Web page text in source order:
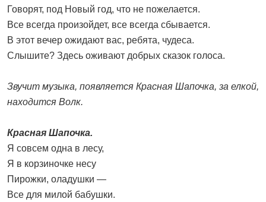
Говорят, под Новый год, что не пожелается.
Все всегда произойдет, все всегда сбывается.
В этот вечер ожидают вас, ребята, чудеса.
Слышите? Здесь оживают добрых сказок голоса.
Звучит музыка, появляется Красная Шапочка, за елкой,
находится Волк.
Красная Шапочка.
Я совсем одна в лесу,
Я в корзиночке несу
Пирожки, оладушки —
Все для милой бабушки.